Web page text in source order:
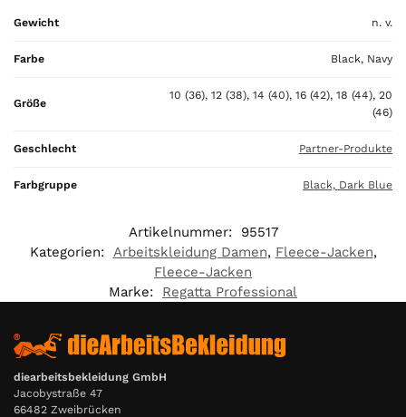
i
0
0
Gewicht n. v.
Farbe Black, Navy
Größe
10 (36), 12 (38), 14 (40), 16 (42), 18 (44), 20
(46)
Geschlecht Partner-Produkte
Farbgruppe Black, Dark Blue
Artikelnummer:
95517
Kategorien: Arbeitskleidung Damen, Fleece-Jacken,
Fleece-Jacken
Marke:
Regatta Professional
diearbeitsbekleidung GmbH
Jacobystraße 47
66482 Zweibrücken